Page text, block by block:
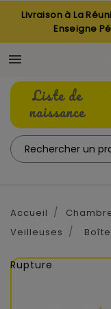
Livraison à La
Enseigne

Liste de
naissance
Accueil
Veilleuses
Rupture